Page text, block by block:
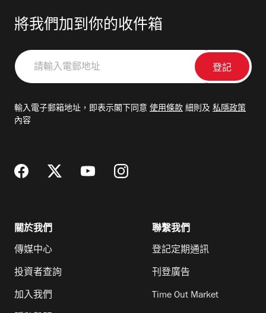
將我們加到你的收件箱
請
輸
郵
輸入電子郵箱地址，即表示閣下同意 使用條款 細則及 私隱政策
內容
關於我們
傳媒中心
投資者查詢
加入我們
聯繫我們
登記定期通訊
刊登廣告
Time Out Market